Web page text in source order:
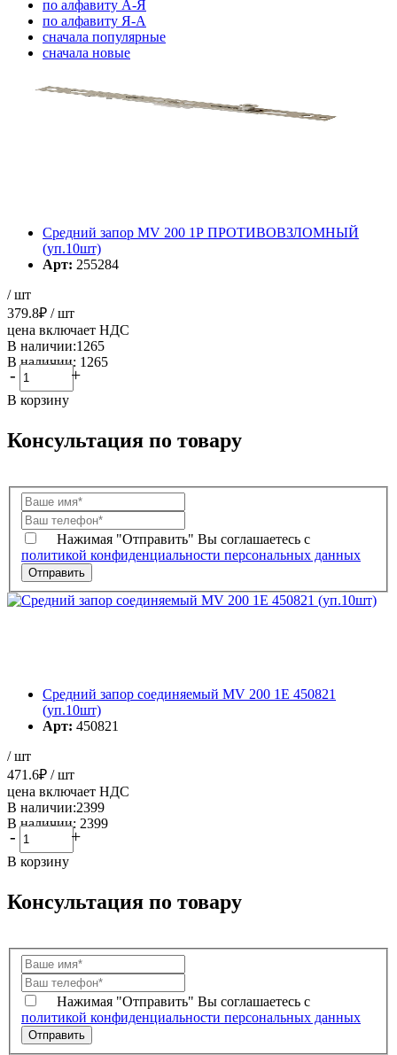
по алфавиту А-Я
по алфавиту Я-А
cначала популярные
cначала новые
Элементов на страницу
Средний запор MV 200 1Р ПРОТИВОВЗЛОМНЫЙ
(уп.10шт)
Арт: 255284
/ шт
379.8₽ / шт
цена включает НДС
В наличии:1265
В наличии: 1265
- +
В корзину
Консультация по товару
Нажимая "Отправить" Вы соглашаетесь с
политикой конфиденциальности персональных данных
Средний запор соединяемый MV 200 1Е 450821
(уп.10шт)
Арт: 450821
/ шт
471.6₽ / шт
цена включает НДС
В наличии:2399
В наличии: 2399
- +
В корзину
Консультация по товару
Нажимая "Отправить" Вы соглашаетесь с
политикой конфиденциальности персональных данных